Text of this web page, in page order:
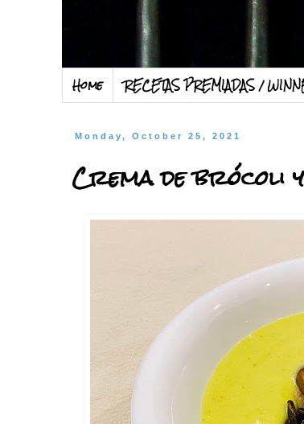
Home RECETAS PREMIADAS /
Monday, October 25, 2021
Crema de brócoli